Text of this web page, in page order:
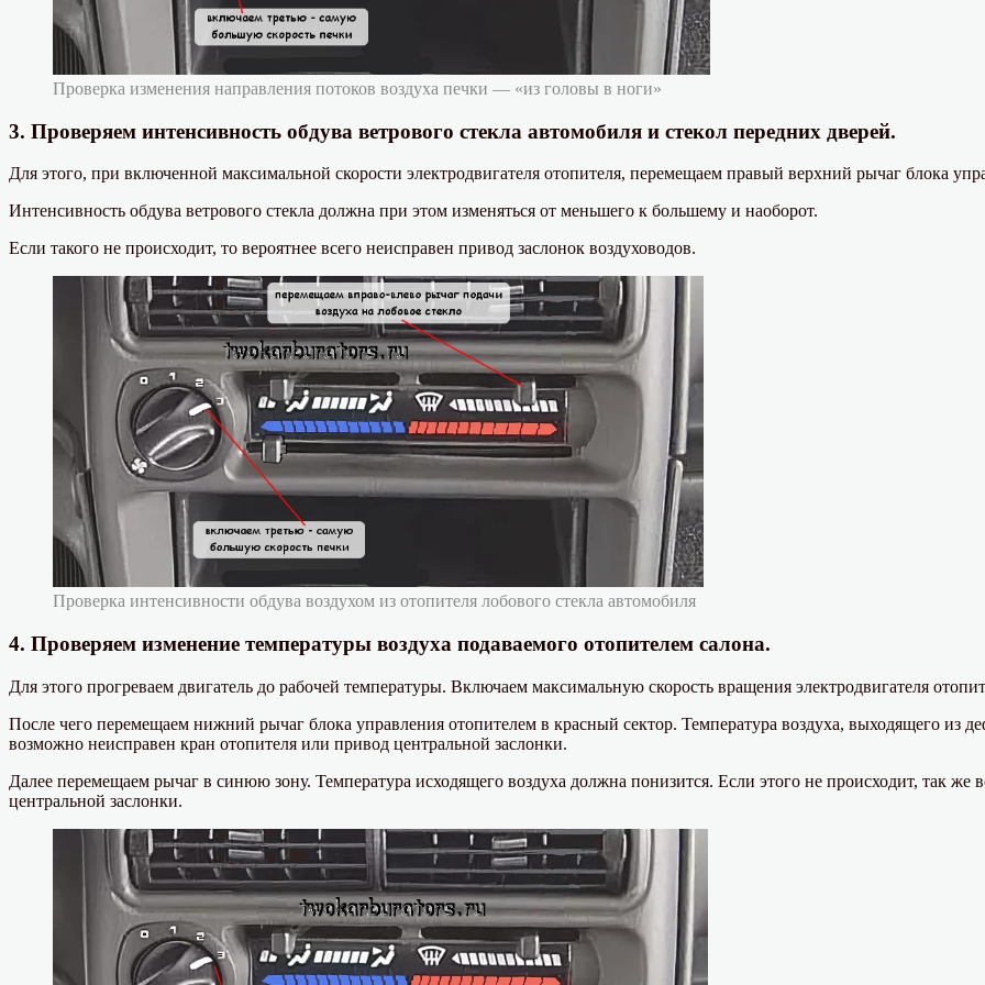
Проверка изменения направления потоков воздуха печки — «из головы в ноги»
3. Проверяем интенсивность обдува ветрового стекла автомобиля и стекол передних дверей.
Для этого, при включенной максимальной скорости электродвигателя отопителя, перемещаем правый верхний рычаг блока
Интенсивность обдува ветрового стекла должна при этом изменяться от меньшего к большему и наоборот.
Если такого не происходит, то вероятнее всего неисправен привод заслонок воздуховодов.
Проверка интенсивности обдува воздухом из отопителя лобового стекла автомобиля
4. Проверяем изменение температуры воздуха подаваемого отопителем салона.
Для этого прогреваем двигатель до рабочей температуры. Включаем максимальную скорость вращения электродвигателя
После чего перемещаем нижний рычаг блока управления отопителем в красный сектор. Температура воздуха, выходящего из
возможно неисправен кран отопителя или привод центральной заслонки.
Далее перемещаем рычаг в синюю зону. Температура исходящего воздуха должна понизится. Если этого не происходит, так
центральной заслонки.